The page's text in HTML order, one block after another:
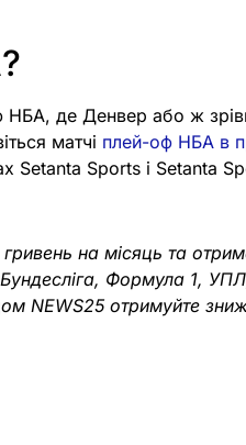
НБА, де Денвер або ж
матчі плей-оф НБА в
Setanta Sports і Setanta
на місяць та
Формула 1,
NEWS25 отримуйте